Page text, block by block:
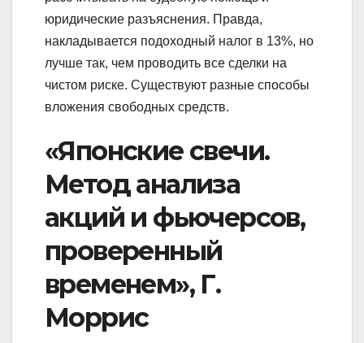
юридические разъяснения. Правда,
накладывается подоходный налог в 13%, но
лучше так, чем проводить все сделки на
чистом риске. Существуют разные способы
вложения свободных средств.
«Японские свечи.
Метод анализа
акций и фьючерсов,
проверенный
временем», Г.
Моррис